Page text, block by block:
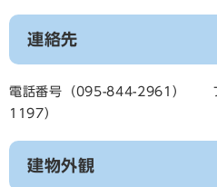
連絡先
電話番号（095-844-2961）
1197）
建物外観